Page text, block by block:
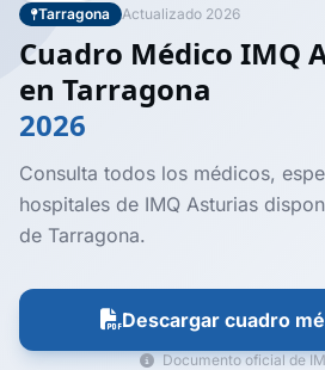
Tarragona Actualizado 2026
Cuadro Médico IMQ
en Tarragona
2026
Consulta todos los médicos,
hospitales de IMQ Asturias
de Tarragona.
Descargar cuadro
Documento oficial de